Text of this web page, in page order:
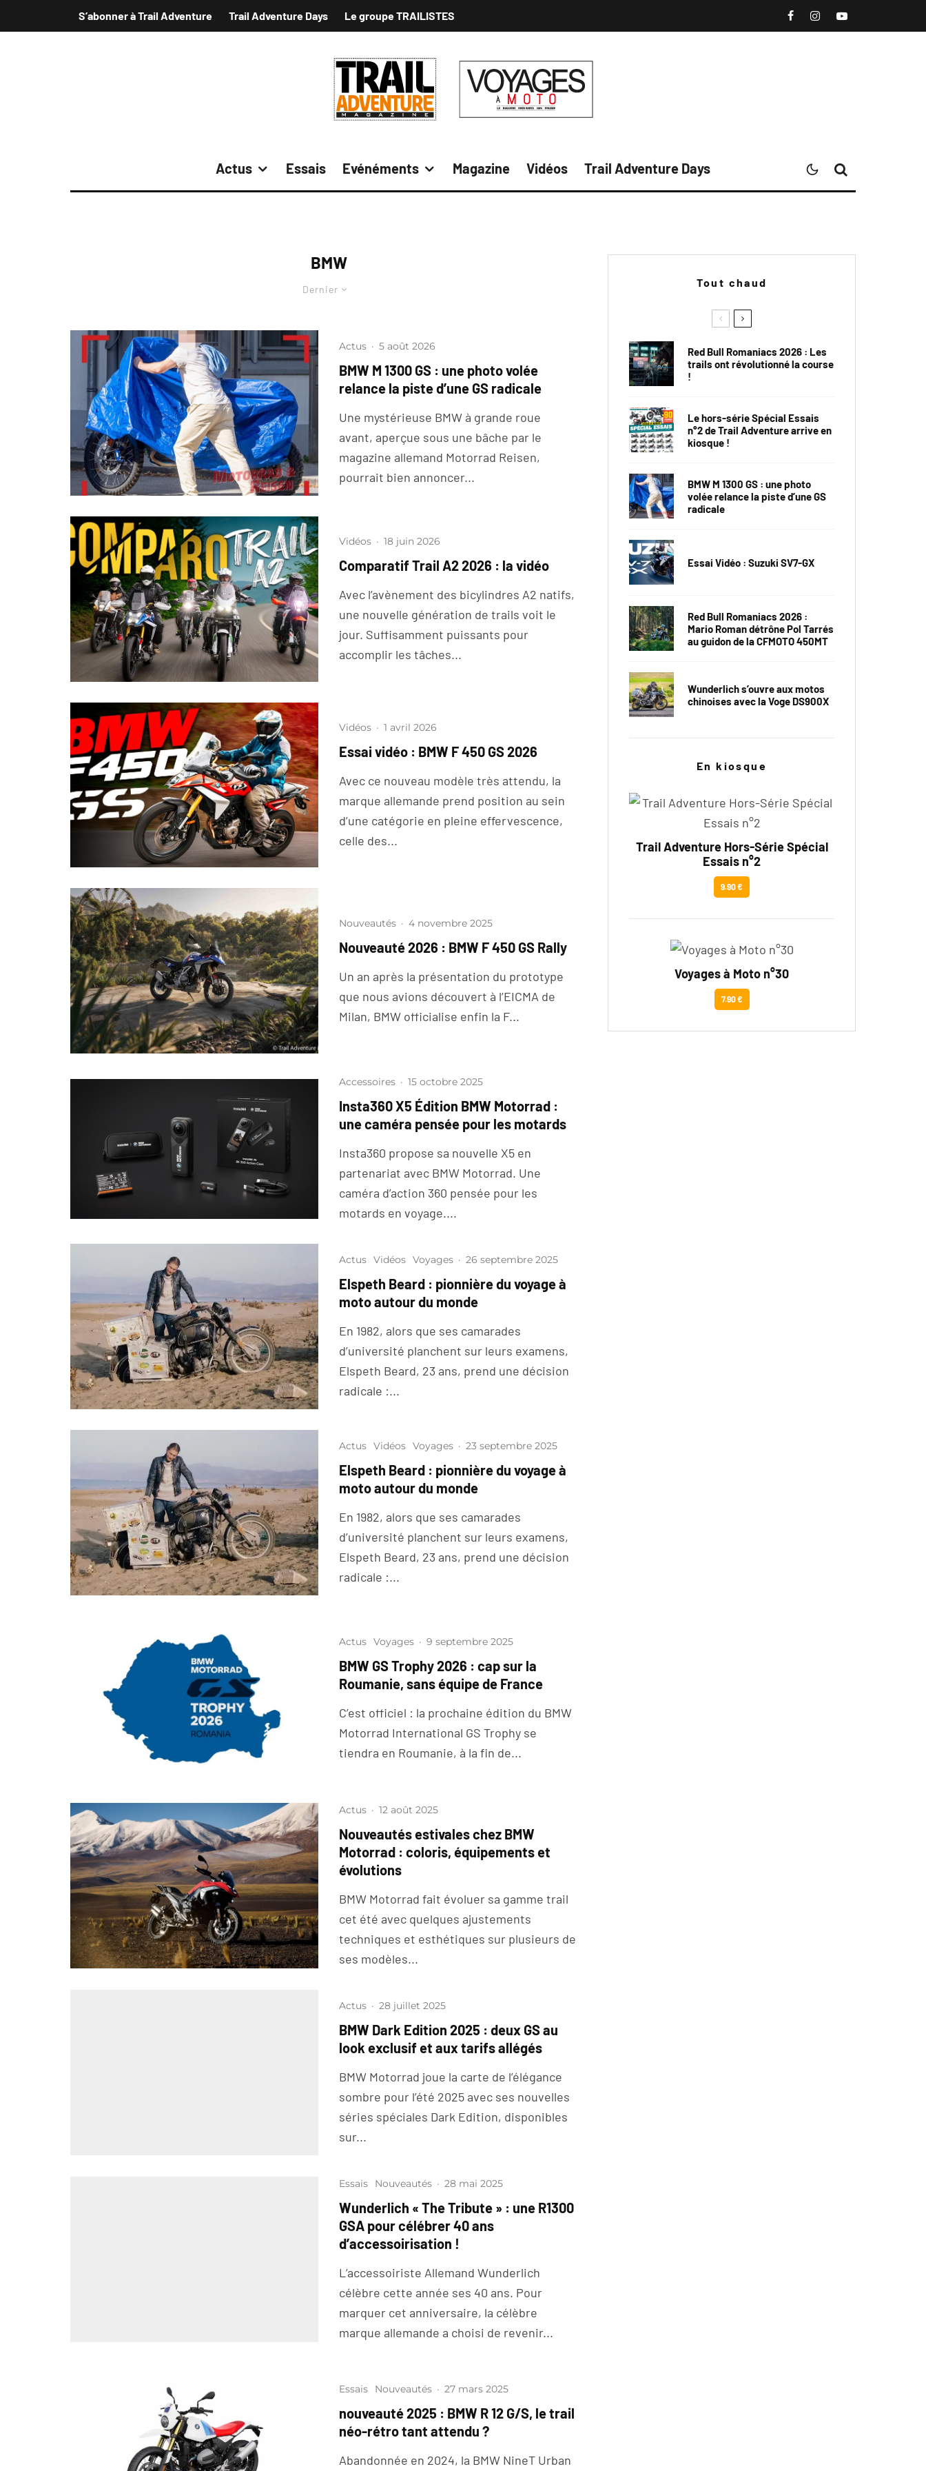
S’abonner à Trail Adventure Trail Adventure Days Le groupe TRAILISTES
Actus Essais Evénéments Magazine Vidéos Trail Adventure Days
BMW
Dernier
Actus · 5 août 2026
BMW M 1300 GS : une photo volée
relance la piste d’une GS radicale
Une mystérieuse BMW à grande roue
avant, aperçue sous une bâche par le
magazine allemand Motorrad Reisen,
pourrait bien annoncer...
Vidéos · 18 juin 2026
Comparatif Trail A2 2026 : la vidéo
Avec l’avènement des bicylindres A2 natifs,
une nouvelle génération de trails voit le
jour. Suffisamment puissants pour
accomplir les tâches...
Vidéos · 1 avril 2026
Essai vidéo : BMW F 450 GS 2026
Avec ce nouveau modèle très attendu, la
marque allemande prend position au sein
d’une catégorie en pleine effervescence,
celle des...
Nouveautés · 4 novembre 2025
Nouveauté 2026 : BMW F 450 GS Rally
Un an après la présentation du prototype
que nous avions découvert à l’EICMA de
Milan, BMW officialise enfin la F...
Accessoires · 15 octobre 2025
Insta360 X5 Édition BMW Motorrad :
une caméra pensée pour les motards
Insta360 propose sa nouvelle X5 en
partenariat avec BMW Motorrad. Une
caméra d’action 360 pensée pour les
motards en voyage....
Actus Vidéos Voyages · 26 septembre 2025
Elspeth Beard : pionnière du voyage à
moto autour du monde
En 1982, alors que ses camarades
d’université planchent sur leurs examens,
Elspeth Beard, 23 ans, prend une décision
radicale :...
Actus Vidéos Voyages · 23 septembre 2025
Elspeth Beard : pionnière du voyage à
moto autour du monde
En 1982, alors que ses camarades
d’université planchent sur leurs examens,
Elspeth Beard, 23 ans, prend une décision
radicale :...
Actus Voyages · 9 septembre 2025
BMW GS Trophy 2026 : cap sur la
Roumanie, sans équipe de France
C’est officiel : la prochaine édition du BMW
Motorrad International GS Trophy se
tiendra en Roumanie, à la fin de...
Actus · 12 août 2025
Nouveautés estivales chez BMW
Motorrad : coloris, équipements et
évolutions
BMW Motorrad fait évoluer sa gamme trail
cet été avec quelques ajustements
techniques et esthétiques sur plusieurs de
ses modèles...
Actus · 28 juillet 2025
BMW Dark Edition 2025 : deux GS au
look exclusif et aux tarifs allégés
BMW Motorrad joue la carte de l’élégance
sombre pour l’été 2025 avec ses nouvelles
séries spéciales Dark Edition, disponibles
sur...
Essais Nouveautés · 28 mai 2025
Wunderlich « The Tribute » : une R1300
GSA pour célébrer 40 ans
d’accessoirisation !
L’accessoiriste Allemand Wunderlich
célèbre cette année ses 40 ans. Pour
marquer cet anniversaire, la célèbre
marque allemande a choisi de revenir...
Essais Nouveautés · 27 mars 2025
nouveauté 2025 : BMW R 12 G/S, le trail
néo-rétro tant attendu ?
Abandonnée en 2024, la BMW NineT Urban
Tout chaud
Red Bull Romaniacs 2026 : Les
trails ont révolutionné la course
!
Le hors-série Spécial Essais
n°2 de Trail Adventure arrive en
kiosque !
BMW M 1300 GS : une photo
volée relance la piste d’une GS
radicale
Essai Vidéo : Suzuki SV7-GX
Red Bull Romaniacs 2026 :
Mario Roman détrône Pol Tarrés
au guidon de la CFMOTO 450MT
Wunderlich s’ouvre aux motos
chinoises avec la Voge DS900X
En kiosque
Trail Adventure Hors-Série Spécial
Essais n°2
9.90 €
Voyages à Moto n°30
7.90 €